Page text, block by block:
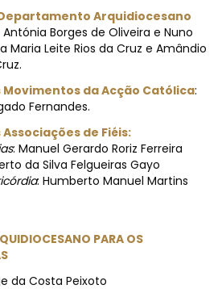
Arquidiocesano
Antónia Borges de Oliveira e Nuno
Maria Leite Rios da Cruz e Amândio
da Acção Católica:
Fernandes.
de Fiéis:
: Manuel Gerardo Roriz Ferreira
da Silva Felgueiras Gayo
: Humberto Manuel Martins
PARA OS
da Costa Peixoto